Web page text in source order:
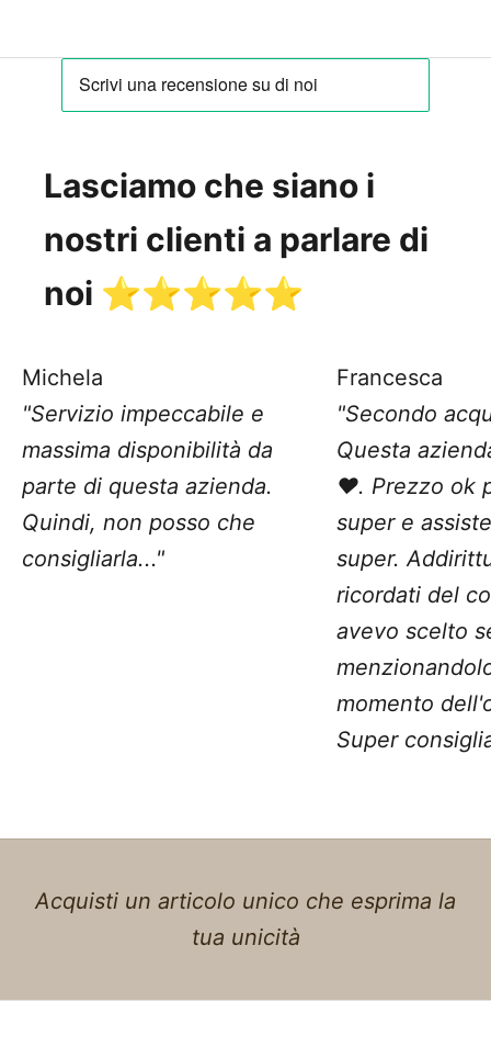
Lasciamo che siano i
nostri clienti a parlare di
noi ⭐️⭐️⭐️⭐️⭐️
Michela
"Servizio impeccabile e
massima disponibilità da
parte di questa azienda.
Quindi, non posso che
consigliarla..."
Francesca
"Secondo
Questa
❤️. Prezzo ok
super e
super.
ricordati del
avevo scelto
momento
Super
Acquisti un articolo unico che esprima la
tua unicità